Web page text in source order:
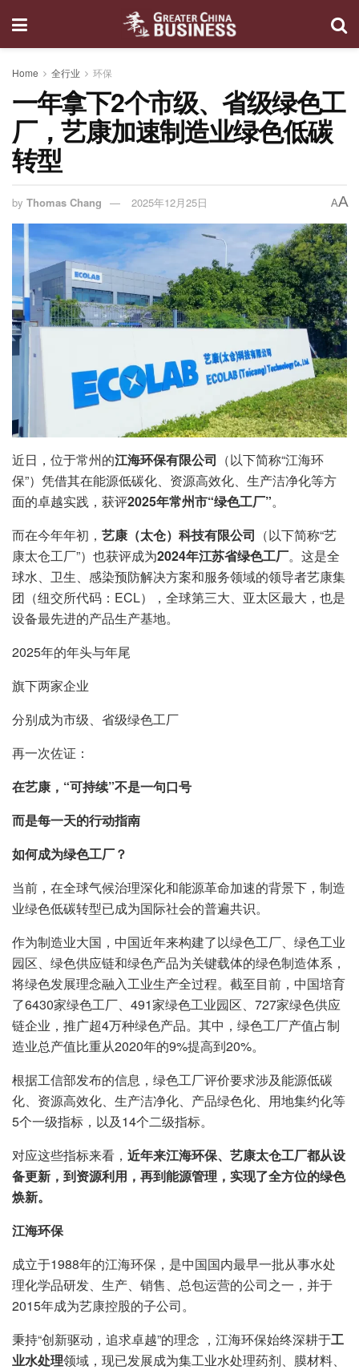
Home 全行业 环保
一年拿下2个市级、省级绿色工
厂，艺康加速制造业绿色低碳
转型
by Thomas Chang 2025年12月25日 AA
近日，位于常州的江海环保有限公司 （以下简称“江海环
保”）凭借其在能源低碳化、资源高效化、生产洁净化等方
面的卓越实践，获评2025年常州市“绿色工厂”。
而在今年年初， 艺康（太仓）科技有限公司 （以下简称“艺
康太仓工厂”）也获评成为2024年江苏省绿色工厂。这是全
球水、卫生、感染预防解决方案和服务领域的领导者艺康集
团（纽交所代码：ECL），全球第三大、亚太区最大，也是
设备最先进的产品生产基地。
2025年的年头与年尾
旗下两家企业
分别成为市级、省级绿色工厂
再一次佐证：
在艺康，“可持续”不是一句口号
而是每一天的行动指南
如何成为绿色工厂？
当前，在全球气候治理深化和能源革命加速的背景下，制造
业绿色低碳转型已成为国际社会的普遍共识。
作为制造业大国，中国近年来构建了以绿色工厂、绿色工业
园区、绿色供应链和绿色产品为关键载体的绿色制造体系，
将绿色发展理念融入工业生产全过程。截至目前，中国培育
了6430家绿色工厂、491家绿色工业园区、727家绿色供应
链企业，推广超4万种绿色产品。其中，绿色工厂产值占制
造业总产值比重从2020年的9%提高到20%。
根据工信部发布的信息，绿色工厂评价要求涉及能源低碳
化、资源高效化、生产洁净化、产品绿色化、用地集约化等
5个一级指标，以及14个二级指标。
对应这些指标来看， 近年来江海环保、艺康太仓工厂都从设
备更新，到资源利用，再到能源管理，实现了全方位的绿色
焕新。
江海环保
成立于1988年的江海环保，是中国国内最早一批从事水处
理化学品研发、生产、销售、总包运营的公司之一，并于
2015年成为艺康控股的子公司。
秉持“创新驱动，追求卓越”的理念 ，江海环保始终深耕于工
业水处理领域，现已发展成为集工业水处理药剂、膜材料、